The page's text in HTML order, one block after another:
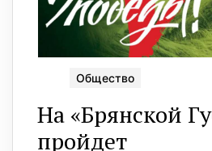
Общество
На «Брянской
пройдет